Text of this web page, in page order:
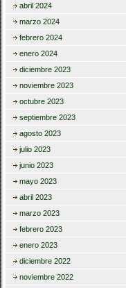
abril 2024
marzo 2024
febrero 2024
enero 2024
diciembre 2023
noviembre 2023
octubre 2023
septiembre 2023
agosto 2023
julio 2023
junio 2023
mayo 2023
abril 2023
marzo 2023
febrero 2023
enero 2023
diciembre 2022
noviembre 2022